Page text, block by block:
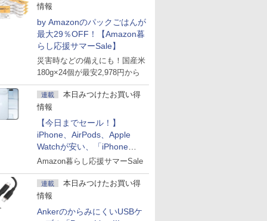
情報
by Amazonのパックごはんが
最大29％OFF！【Amazon暮
らし応援サマーSale】
災害時などの備えにも！国産米
180g×24個が最安2,978円から
連載
本日みつけたお買い得
情報
【今日までセール！】
iPhone、AirPods、Apple
Watchが安い、「iPhone
Air」256GB版が139,800円な
Amazon暮らし応援サマーSale
連載
本日みつけたお買い得
情報
AnkerのからみにくいUSBケ